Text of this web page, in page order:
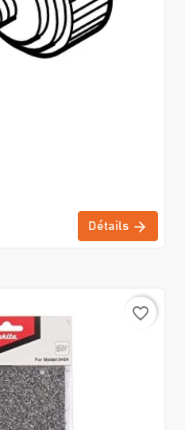
Détails
favorite_border